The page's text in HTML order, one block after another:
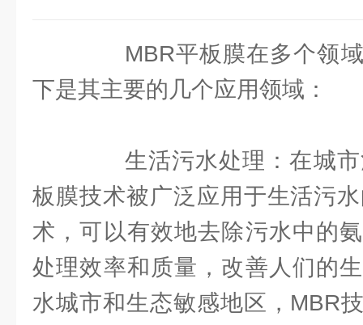
MBR平板膜在多个领域
下是其主要的几个应用领域：
生活污水处理：在城市
板膜技术被广泛应用于生活污
术，可以有效地去除污水中的
处理效率和质量，改善人们的
水城市和生态敏感地区，MBR